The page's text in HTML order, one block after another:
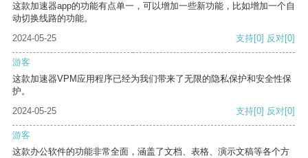
这款加速器app的功能有点单一，可以增加一些新功能，比如增加一个自
动切换线路的功能。
2024-05-25
支持[0] 反对[0]
游客
这款加速器VPM应用程序已经为我们带来了无限的隐私保护和安全性保
护。
2024-05-25
支持[0] 反对[0]
游客
这款办公软件的功能非常全面，涵盖了文档、表格、演示文稿等各个方